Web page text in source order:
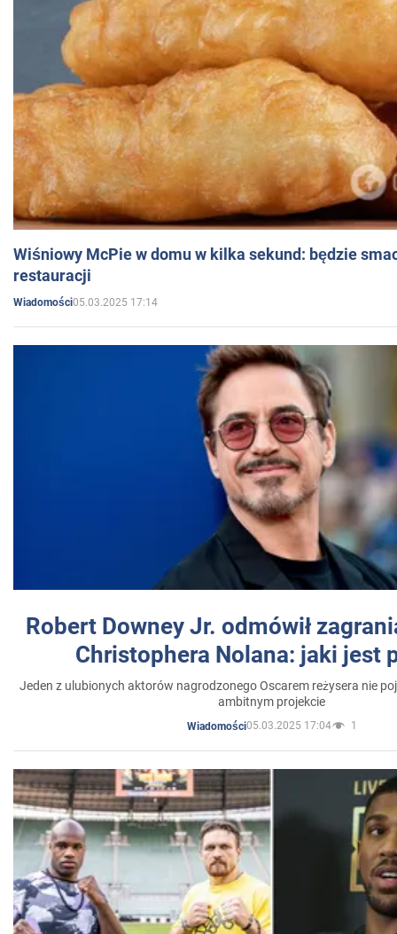
Wiśniowy McPie w domu w kilka sekund: będzie
restauracji
Wiadomości05.03.2025 17:14
Robert Downey Jr. odmówił
Christophera Nolana: jaki jest
Jeden z ulubionych aktorów nagrodzonego Oscarem reżysera nie
ambitnym projekcie
Wiadomości05.03.2025 17:04 1